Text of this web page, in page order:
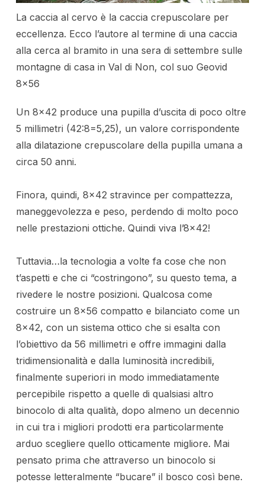
La caccia al cervo è la caccia crepuscolare per
eccellenza. Ecco l’autore al termine di una caccia
alla cerca al bramito in una sera di settembre sulle
montagne di casa in Val di Non, col suo Geovid
8×56
Un 8×42 produce una pupilla d’uscita di poco oltre
5 millimetri (42:8=5,25), un valore corrispondente
alla dilatazione crepuscolare della pupilla umana a
circa 50 anni.
Finora, quindi, 8×42 stravince per compattezza,
maneggevolezza e peso, perdendo di molto poco
nelle prestazioni ottiche. Quindi viva l’8×42!
Tuttavia…la tecnologia a volte fa cose che non
t’aspetti e che ci “costringono”, su questo tema, a
rivedere le nostre posizioni. Qualcosa come
costruire un 8×56 compatto e bilanciato come un
8×42, con un sistema ottico che si esalta con
l’obiettivo da 56 millimetri e offre immagini dalla
tridimensionalità e dalla luminosità incredibili,
finalmente superiori in modo immediatamente
percepibile rispetto a quelle di qualsiasi altro
binocolo di alta qualità, dopo almeno un decennio
in cui tra i migliori prodotti era particolarmente
arduo scegliere quello otticamente migliore. Mai
pensato prima che attraverso un binocolo si
potesse letteralmente “bucare” il bosco così bene.